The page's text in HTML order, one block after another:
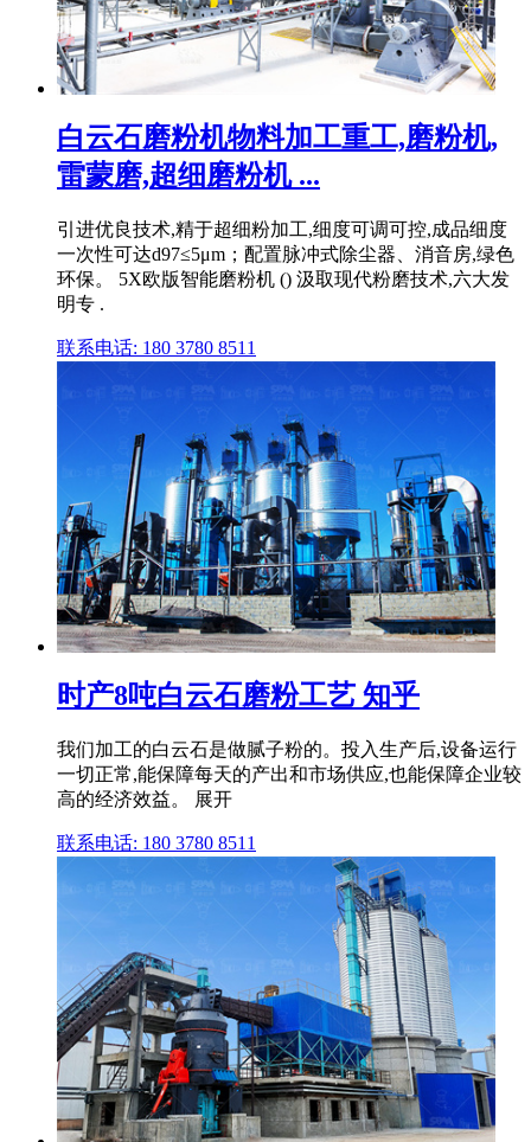
白云石磨粉机物料加工重工,磨粉机,
雷蒙磨,超细磨粉机 ...
引进优良技术,精于超细粉加工,细度可调可控,成品细度
一次性可达d97≤5μm；配置脉冲式除尘器、消音房,绿色
环保。 5X欧版智能磨粉机 () 汲取现代粉磨技术,六大发
明专 .
联系电话: 180 3780 8511
时产8吨白云石磨粉工艺 知乎
我们加工的白云石是做腻子粉的。投入生产后,设备运行
一切正常,能保障每天的产出和市场供应,也能保障企业较
高的经济效益。 展开
联系电话: 180 3780 8511